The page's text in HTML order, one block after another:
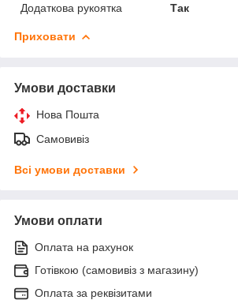
Додаткова рукоятка
Так
Приховати
Умови доставки
Нова Пошта
Самовивіз
Всі умови доставки
Умови оплати
Оплата на рахунок
Готівкою (самовивіз з магазину)
Оплата за реквізитами